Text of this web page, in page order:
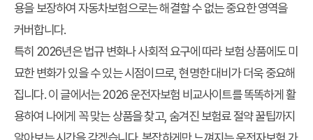
용을 보장하여 자동차보험으로는 해결할 수 없는 중요한 영역을
커버합니다.
특히 2026년은 법규 변화나 사회적 요구에 따라 보험 상품에도 미
묘한 변화가 있을 수 있는 시점이므로, 현명한 대비가 더욱 중요해
집니다. 이 글에서는2026 운전자보험 비교사이트를 똑똑하게 활
용하여 나에게 꼭 맞는 상품을 찾고, 숨겨진 보험료 절약 꿀팁까지